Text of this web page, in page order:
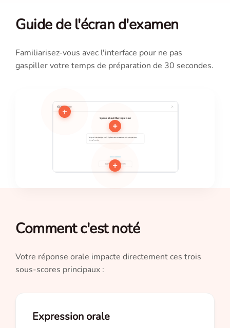
Guide de l'écran d'examen
Familiarisez-vous avec l'interface pour ne pas
gaspiller votre temps de préparation de 30 secondes.
+
+
+
Comment c'est noté
Votre réponse orale impacte directement ces trois
sous-scores principaux :
Expression orale